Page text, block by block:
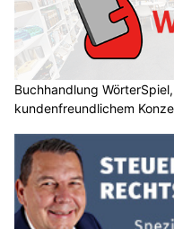
Buchhandlung
kundenfreundlichem